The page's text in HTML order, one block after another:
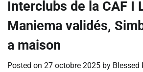
Interclubs de la CAF I
Maniema validés,
a maison
Posted on 27 octobre 2025 by Blessed